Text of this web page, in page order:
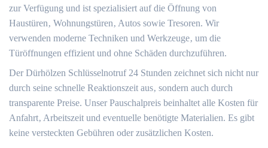
zur Verfügung und ist spezialisiert auf die Öffnung von
Haustüren‚ Wohnungstüren‚ Autos sowie Tresoren.​ Wir
verwenden moderne Techniken und Werkzeuge‚ um die
Türöffnungen effizient und ohne Schäden durchzuführen.​
Der Dürhölzen Schlüsselnotruf 24 Stunden zeichnet sich nicht nur
durch seine schnelle Reaktionszeit aus‚ sondern auch durch
transparente Preise.​ Unser Pauschalpreis beinhaltet alle Kosten für
Anfahrt‚ Arbeitszeit und eventuelle benötigte Materialien.​ Es gibt
keine versteckten Gebühren oder zusätzlichen Kosten.​